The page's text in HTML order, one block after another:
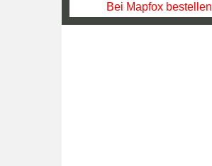
Bei Mapfox bestellen